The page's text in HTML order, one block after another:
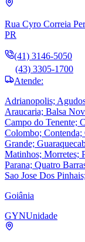
Rua Cyro Correia
PR
(41) 3146-5050
(43) 3305-1700
Atende:
Adrianopolis;
Araucaria; Balsa
Campo do Tenente;
Colombo;
Grande;
Matinhos; Morretes;
Parana; Quatro
Sao Jose Dos
Goiânia
GYNUnidade